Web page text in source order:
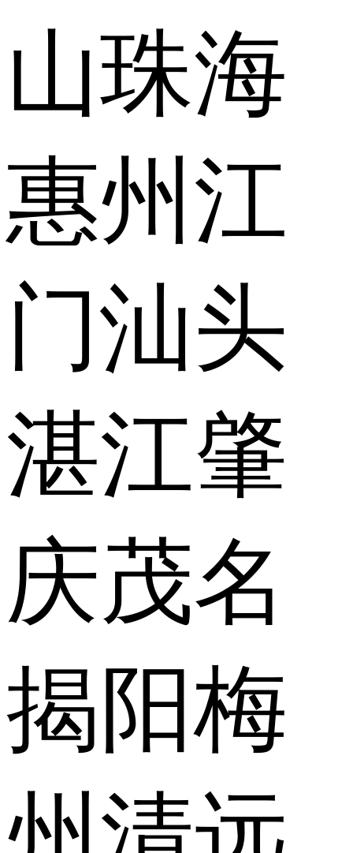
山珠海
惠州 江
门汕头
湛江肇
庆茂名
揭阳梅